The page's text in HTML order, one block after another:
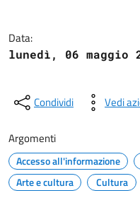
Data:
lunedì, 06 maggio
Condividi Vedi
Argomenti
Accesso all'informazione
Arte e cultura
Cultura